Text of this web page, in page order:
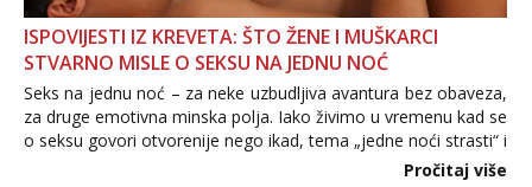
ISPOVIJESTI IZ KREVETA: ŠTO ŽENE I MUŠKARCI
STVARNO MISLE O SEKSU NA JEDNU NOĆ
Seks na jednu noć – za neke uzbudljiva avantura bez obaveza,
za druge emotivna minska polja. Iako živimo u vremenu kad se
o seksu govori otvorenije nego ikad, tema „jedne noći strasti“ i
dalje izaziva burne rasprave. Što zapravo misle žene, a što
Pročitaj više